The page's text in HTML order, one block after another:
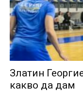
Златин
какво да дам